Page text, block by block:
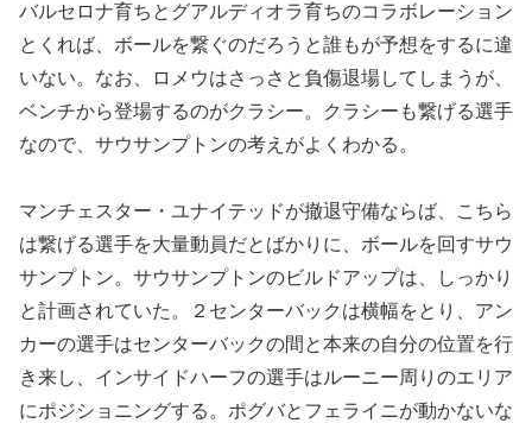
バルセロナ育ちとグアルディオラ育ちのコラボレーション
とくれば、ボールを繋ぐのだろうと誰もが予想をするに違
いない。なお、ロメウはさっさと負傷退場してしまうが、
ベンチから登場するのがクラシー。クラシーも繋げる選手
なので、サウサンプトンの考えがよくわかる。
マンチェスター・ユナイテッドが撤退守備ならば、こちら
は繋げる選手を大量動員だとばかりに、ボールを回すサウ
サンプトン。サウサンプトンのビルドアップは、しっかり
と計画されていた。２センターバックは横幅をとり、アン
カーの選手はセンターバックの間と本来の自分の位置を行
き来し、インサイドハーフの選手はルーニー周りのエリア
にポジショニングする。ポグバとフェライニが動かないな